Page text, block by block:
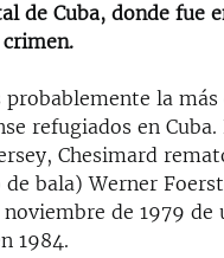
de Cuba, donde fue
probablemente la
refugiados en
Chesimard
bala) Werner
de 1979 de
1984.